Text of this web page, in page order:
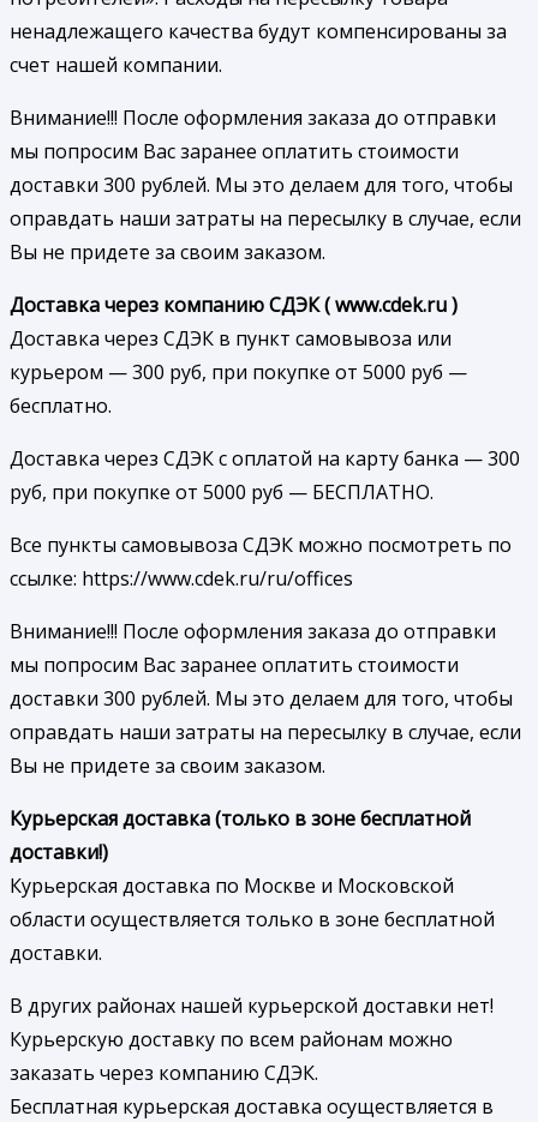
ненадлежащего качества будут компенсированы за
счет нашей компании.
Внимание!!! После оформления заказа до отправки
мы попросим Вас заранее оплатить стоимости
доставки 300 рублей. Мы это делаем для того, чтобы
оправдать наши затраты на пересылку в случае, если
Вы не придете за своим заказом.
Доставка через компанию СДЭК ( www.cdek.ru )
Доставка через СДЭК в пункт самовывоза или
курьером — 300 руб, при покупке от 5000 руб —
бесплатно.
Доставка через СДЭК с оплатой на карту банка — 300
руб, при покупке от 5000 руб — БЕСПЛАТНО.
Все пункты самовывоза СДЭК можно посмотреть по
ссылке: https://www.cdek.ru/ru/offices
Внимание!!! После оформления заказа до отправки
мы попросим Вас заранее оплатить стоимости
доставки 300 рублей. Мы это делаем для того, чтобы
оправдать наши затраты на пересылку в случае, если
Вы не придете за своим заказом.
Курьерская доставка (только в зоне бесплатной
доставки!)
Курьерская доставка по Москве и Московской
области осуществляется только в зоне бесплатной
доставки.
В других районах нашей курьерской доставки нет!
Курьерскую доставку по всем районам можно
заказать через компанию СДЭК.
Бесплатная курьерская доставка осуществляется в